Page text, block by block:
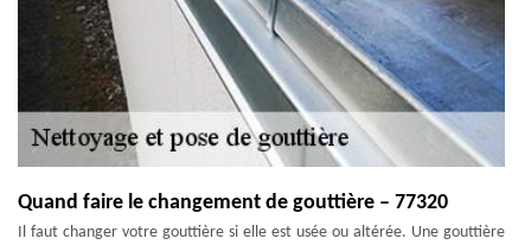
Quand faire le changement de gouttière – 77320
Il faut changer votre gouttière si elle est usée ou altérée. Une gouttière